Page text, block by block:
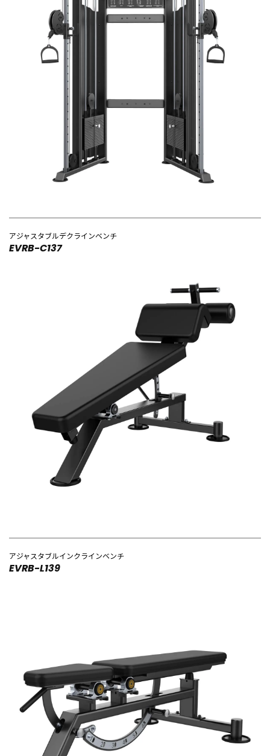
アジャスタブルデクラインベンチ
EVRB-C137
アジャスタブルインクラインベンチ
EVRB-L139